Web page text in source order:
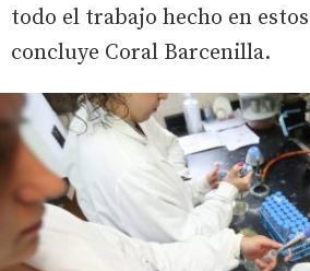
todo el trabajo hecho en
concluye Coral Barcenilla.